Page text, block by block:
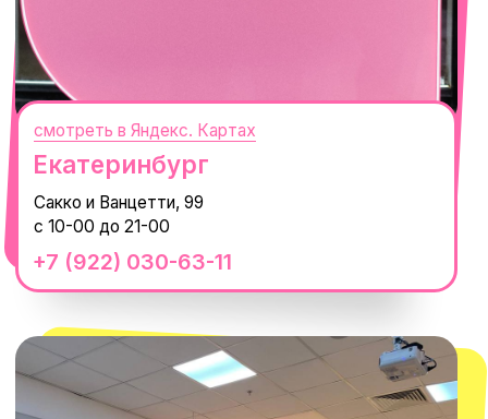
ТРК «Европолис Ростокино»
ул. Проспект Мира, 211 к2
Москва